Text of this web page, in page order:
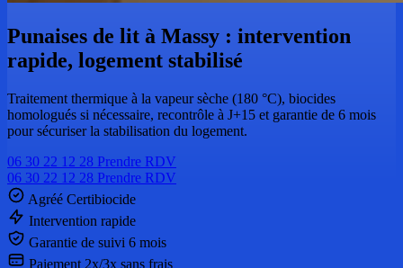
Punaises de lit à Massy : intervention
rapide, logement stabilisé
Traitement thermique à la vapeur sèche (180 °C), biocides
homologués si nécessaire, recontrôle à J+15 et garantie de 6 mois
pour sécuriser la stabilisation du logement.
06 30 22 12 28 Prendre RDV
06 30 22 12 28 Prendre RDV
Agréé Certibiocide
Intervention rapide
Garantie de suivi 6 mois
Paiement 2x/3x sans frais